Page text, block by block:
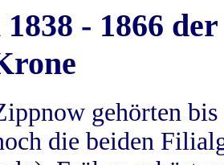
- 1866
gehörten
die beiden